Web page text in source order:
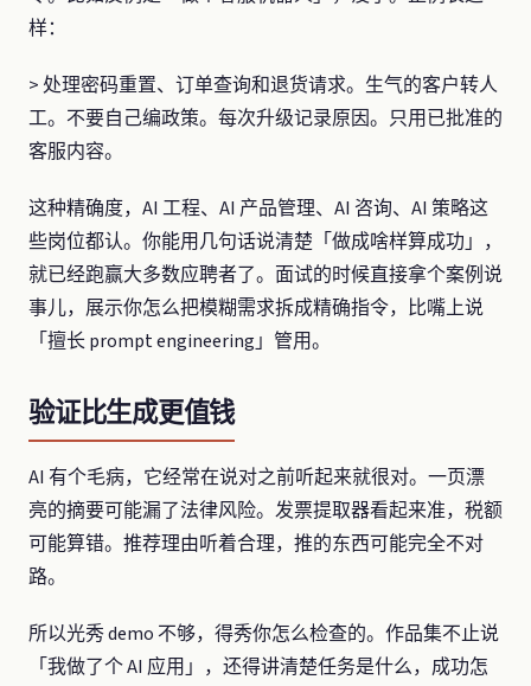
样：
> 处理密码重置、订单查询和退货请求。生气的客户转人
工。不要自己编政策。每次升级记录原因。只用已批准的
客服内容。
这种精确度，AI 工程、AI 产品管理、AI 咨询、AI 策略这
些岗位都认。你能用几句话说清楚「做成啥样算成功」，
就已经跑赢大多数应聘者了。面试的时候直接拿个案例说
事儿，展示你怎么把模糊需求拆成精确指令，比嘴上说
「擅长 prompt engineering」管用。
验证比生成更值钱
AI 有个毛病，它经常在说对之前听起来就很对。一页漂
亮的摘要可能漏了法律风险。发票提取器看起来准，税额
可能算错。推荐理由听着合理，推的东西可能完全不对
路。
所以光秀 demo 不够，得秀你怎么检查的。作品集不止说
「我做了个 AI 应用」，还得讲清楚任务是什么，成功怎